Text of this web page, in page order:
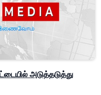
அடுத்தடுத்து